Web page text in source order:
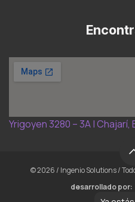
Yrigoyen 3280 – 3A | Chajarí,
© 2026 / Ingenio Solutions /
desarrollado por:
WhatsApp